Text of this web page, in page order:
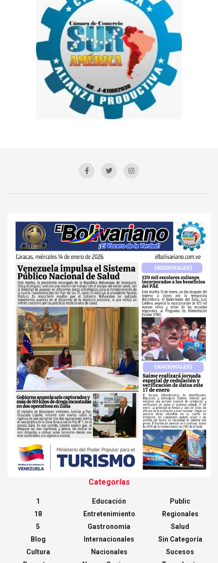
Categorías
1
18
5
Blog
Cultura
Educación
Entretenimiento
Gastronomia
Internacionales
Nacionales
Public
Regionales
Salud
Sin Categoría
Sucesos